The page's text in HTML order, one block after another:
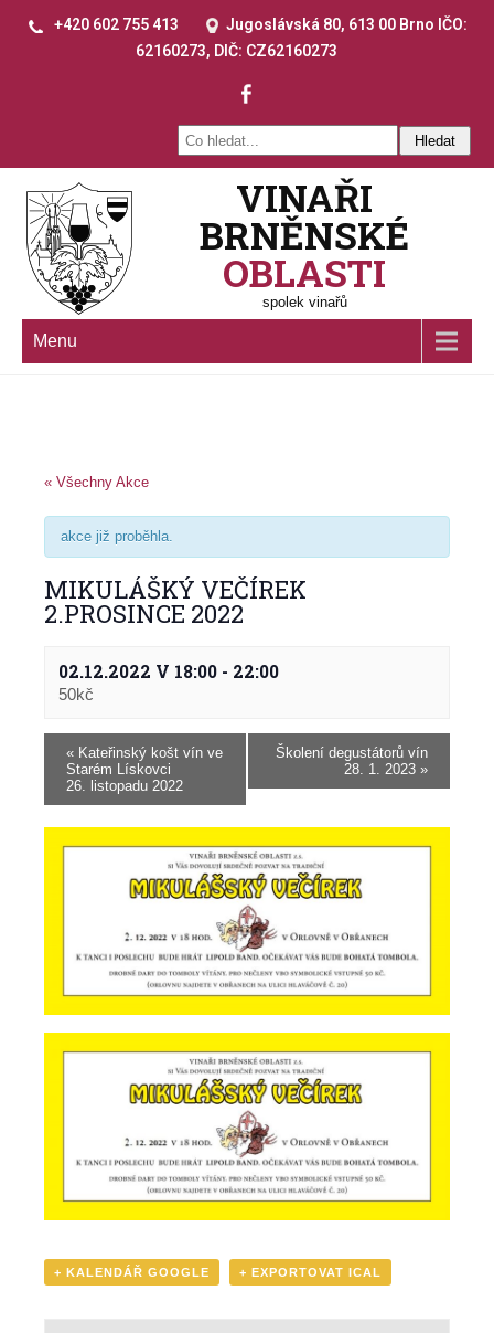
+420 602 755 413
Jugoslávská 80, 613 00 Brno IČO:
62160273, DIČ: CZ62160273
VINAŘI
BRNĚNSKÉ
OBLASTI
spolek vinařů
Menu
« Všechny Akce
akce již proběhla.
MIKULÁŠKÝ VEČÍREK
2.PROSINCE 2022
02.12.2022 V 18:00 - 22:00
50kč
« Kateřinský košt vín ve
Starém Lískovci
26. listopadu 2022
Školení degustátorů vín
28. 1. 2023 »
+ KALENDÁŘ GOOGLE + EXPORTOVAT ICAL